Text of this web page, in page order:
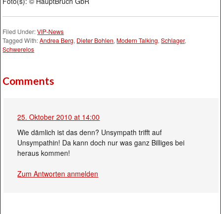
Filed Under:VIP-News
Tagged With:Andrea Berg, Dieter Bohlen, Modern Talking,Schlager,
Schwerelos
Comments
25. Oktober 2010 at 14:00
Wie dämlich ist das denn? Unsympath trifft auf
Unsympathin! Da kann doch nur was ganz Billiges bei
heraus kommen!
Zum Antworten anmelden